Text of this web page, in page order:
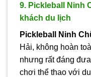
9. Pickleball Ninh
khách du lịch
Pickleball Ninh
Hải, không hoàn
nhưng rất đáng
chơi thể thao với